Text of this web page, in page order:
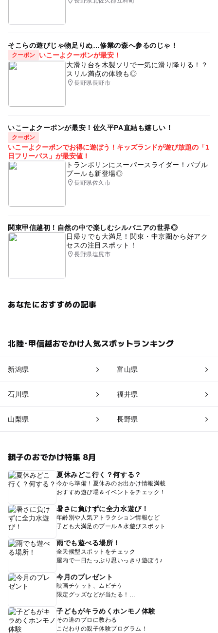
そこらの遊びじゃ物足りぬ…修業の森へ参るのじゃ！
クーポン
いこーよクーポンが最安！
大滑り台を木製ソリで一気に滑り降りる！？
スリル満点の体験も◎
長野県長野市
いこーよクーポンが最安！佐久平PA直結も嬉しい！
クーポン
いこーよクーポンでお得に遊ぼう！キッズランドが遊び放題の「1
日フリーパス」が最安値！
トランポリンにスーパースライダー！バブル
プールも新登場◎
長野県佐久市
関東甲信越初！自然の中で楽しむシルバニアの世界◎
日帰りでも大満足！関東・中京圏から好アク
セスの注目スポット！
長野県塩尻市
あなたにおすすめの記事
北陸･甲信越おでかけ人気スポットランキング
新潟県 富山県
石川県 福井県
山梨県 長野県
親子のおでかけ特集 8月
夏休みどこ行く？何する？
今から準備！夏休みのお出かけ情報満載
おすすめ遊び場＆イベントをチェック！
暑さに負けずに全力水遊び！
年齢別や人気アトラクション情報など
子ども大満足のプール＆水遊びスポット
雨でも遊べる場所！
全天候型スポットをチェック
屋内で一日たっぷり思いっきり遊ぼう♪
今月のプレゼント
映画チケット、ムビチケ
限定グッズなどが当たる！
子どもがキラめくホンモノ体験
その道のプロに教わる
こだわりの親子体験プログラム！